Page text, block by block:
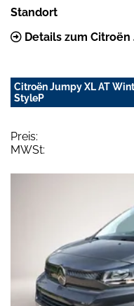
Standort
Details zum
Citroën Jumpy XL AT
StyleP
Preis:
MWSt: